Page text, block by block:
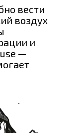
вести
воздух
и
—